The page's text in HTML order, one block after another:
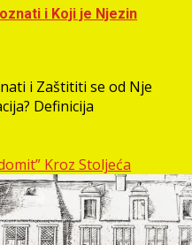
i Koji je Njezin
i Zaštititi se od Nje
Definicija
Kroz Stoljeća